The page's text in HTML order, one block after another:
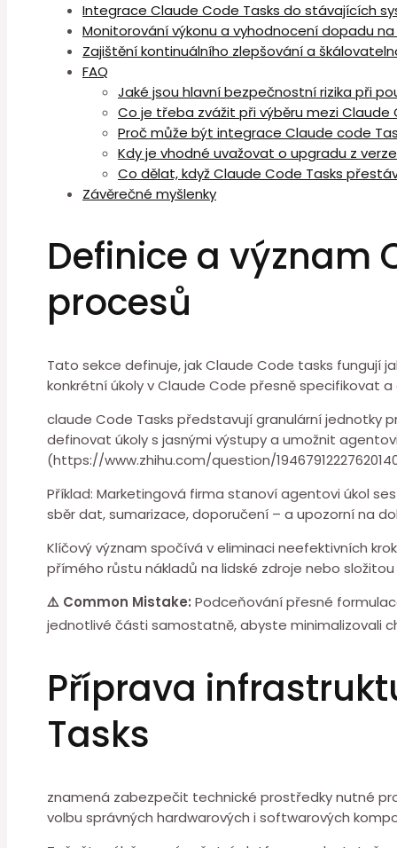
Integrace Claude Code Tasks do stávajících
Monitorování výkonu a vyhodnocení dopadu
Zajištění⁤ kontinuálního zlepšování a
FAQ
Jaké jsou hlavní bezpečnostní rizika při
Co je třeba zvážit při výběru mezi
Proč může být integrace Claude code⁢
Kdy je⁤ vhodné uvažovat o upgradu ⁤z
Co dělat, když Claude Code Tasks
Závěrečné myšlenky
Definice a význam⁤
procesů
Tato⁢ sekce ⁣definuje,⁣ jak Claude Code tasks fungují
konkrétní úkoly v⁤ Claude Code přesně specifikovat
claude Code Tasks představují granulární jednotky
definovat úkoly s jasnými výstupy⁢ a umožnit
(https://www.zhihu.com/question/
Příklad: Marketingová firma ⁤stanoví agentovi úkol
sběr dat, sumarizace, doporučení – a upozorní na
Klíčový význam spočívá ⁤v eliminaci neefektivních
přímého⁤ růstu nákladů na lidské zdroje nebo
⚠️ Common ⁤Mistake: Podceňování přesné
jednotlivé části samostatně, abyste minimalizovali
Příprava
Tasks
znamená zabezpečit ⁣technické prostředky nutné
volbu správných hardwarových i ⁢softwarových